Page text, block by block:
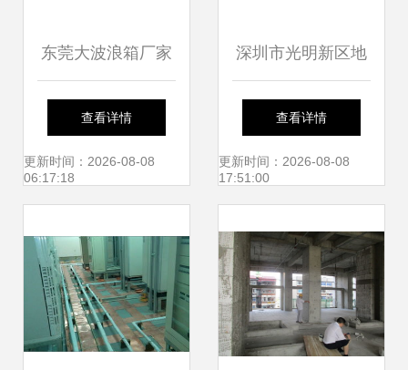
东莞大波浪箱厂家
与深圳法利莱集装
箱房屋的精准建筑
查看详情
更新时间：2026-08-08
06:17:18
深圳市光明新区地
基沉降加固工程承
包与建筑施工服务
查看详情
更新时间：2026-08-08
17:51:00